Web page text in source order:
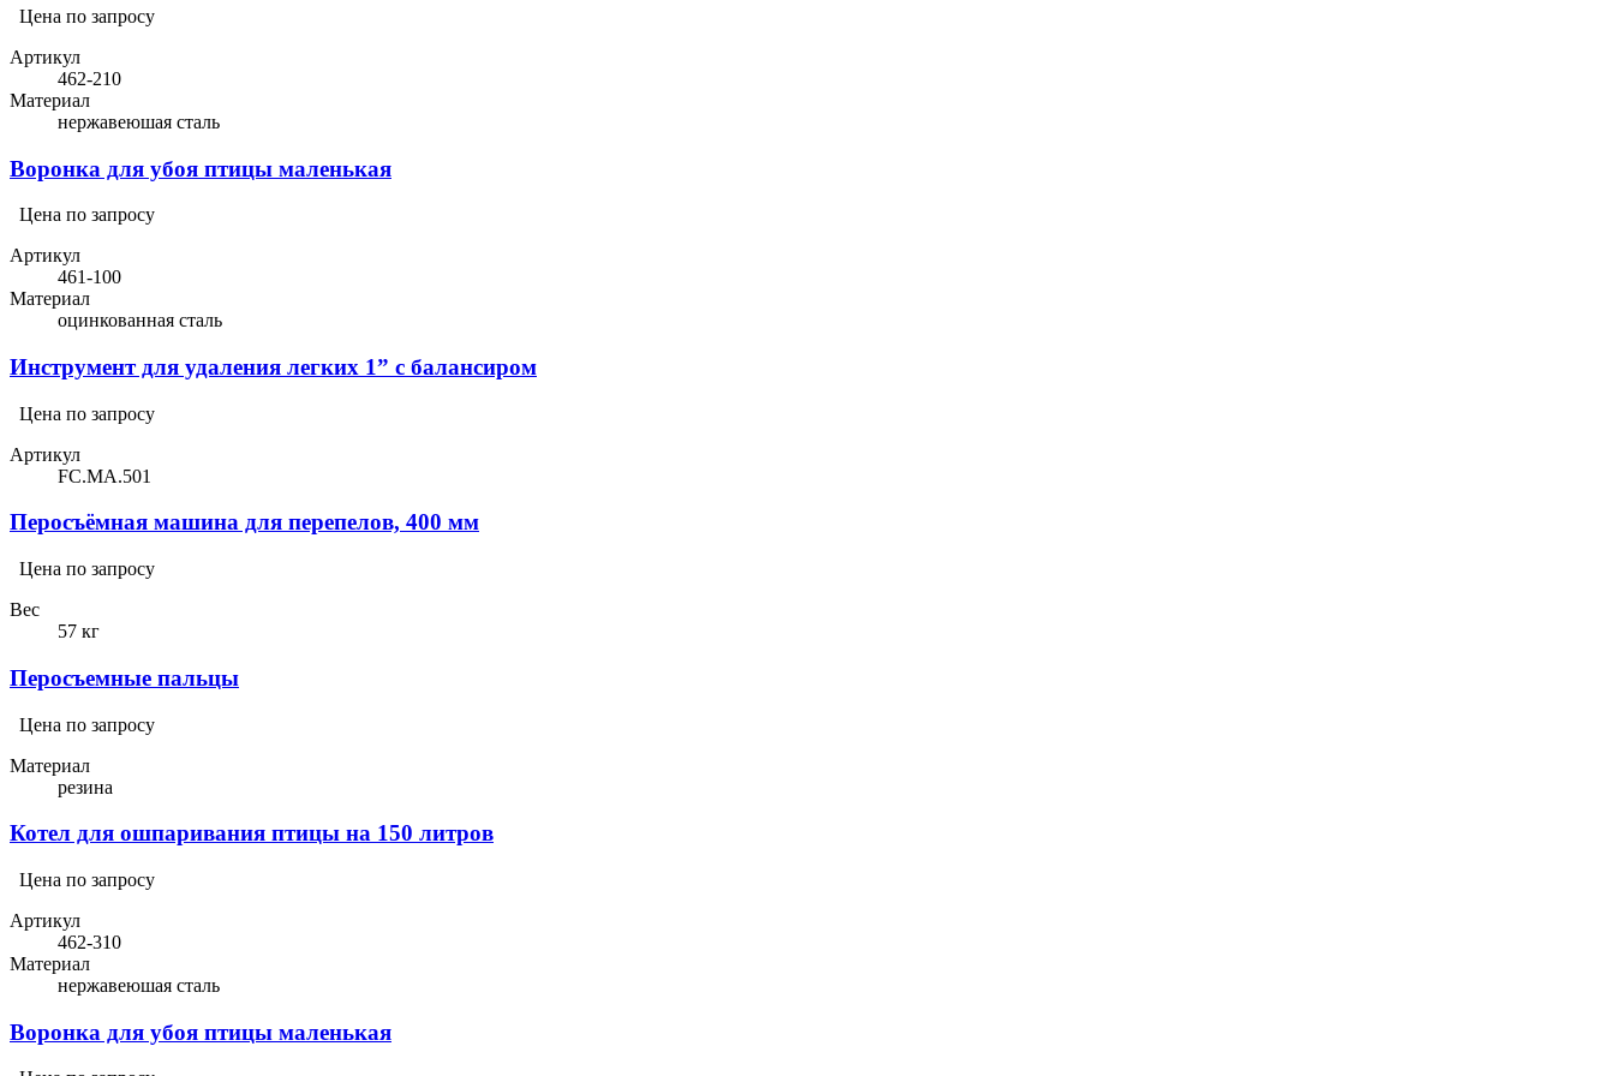
Цена по запросу
Артикул
462-210
Материал
нержавеюшая сталь
Воронка для убоя птицы маленькая
Цена по запросу
Артикул
461-100
Материал
оцинкованная сталь
Инструмент для удаления легких 1” с балансиром
Цена по запросу
Артикул
FC.MA.501
Перосъёмная машина для перепелов, 400 мм
Цена по запросу
Вес
57 кг
Перосъемные пальцы
Цена по запросу
Материал
резина
Котел для ошпаривания птицы на 150 литров
Цена по запросу
Артикул
462-310
Материал
нержавеюшая сталь
Воронка для убоя птицы маленькая